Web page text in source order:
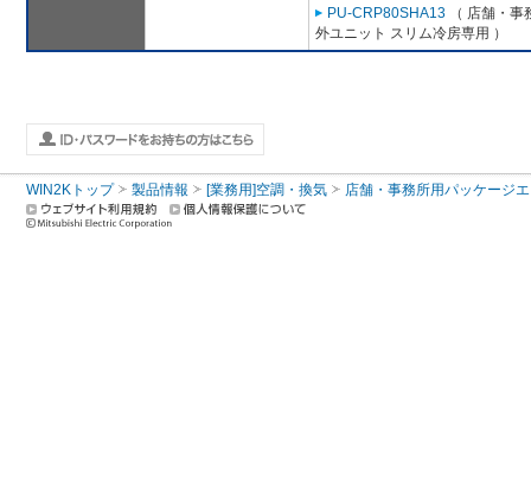
PU-CRP80SHA13 （ 店舗・
外ユニット スリム冷房専用 ）
WIN2Kトップ 製品情報 [業務用]空調・換気 店舗・事務所用パッケージ